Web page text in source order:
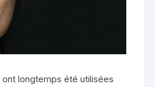
longtemps été utilisées